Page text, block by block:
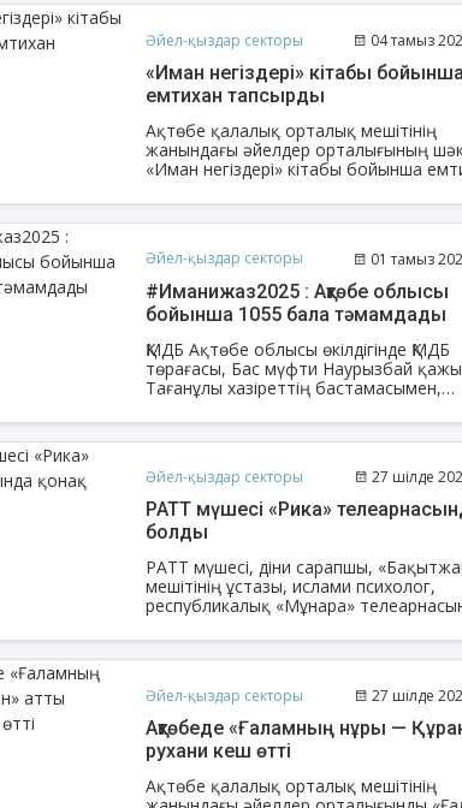
аясында әйелдер жамағаты Шейітсай
кесенесіне барды.
Әйел-қыздар секторы 04 тамыз
«Иман негіздері» кітабы бойынша
емтихан тапсырды
Ақтөбе қалалық орталық мешітінің
жанындағы әйелдер орталығының
«Иман негіздері» кітабы бойынша
Әйел-қыздар секторы 01 тамыз
#Иманижаз2025 : Ақтөбе облысы
бойынша 1055 бала тәмамдады
ҚМДБ Ақтөбе облысы өкілдігінде ҚМДБ
төрағасы, Бас мүфти Наурызбай қажы
Тағанұлы хазіреттің бастамасымен,
бастаған имамдардың
жатқан «Имани жаз – 2025» жазғы
Әйел-қыздар секторы 27 шілде
РАТТ мүшесі «Рика»
болды
РАТТ мүшесі, діни сарапшы,
мешітінің ұстазы, ислами психолог,
республикалық «Мұнара»
Ғасыр» мешітінің баспасөз хатшысы
Тажикова «Рика» телеарнасында
Әйел-қыздар секторы 27 шілде
Ақтөбеде «Ғаламның нұры — Құран»
рухани кеш өтті
Ақтөбе қалалық орталық мешітінің
АҚИДА ДӘРІСТЕРІ
наиб имамы
ТІКЕЛЕЙ ЭФИРДЕ
Аптаның сенбі күндері сағат
21:00 (Ақтөбе уақытымен)
Біздің nur_gasyr Instagram
парақшамызда
ФИҚҺ
наиб
ТІКЕЛЕЙ
Аптаның сәрсенбі
21:00 (Ақтөбе
Біздің nur_gasyr